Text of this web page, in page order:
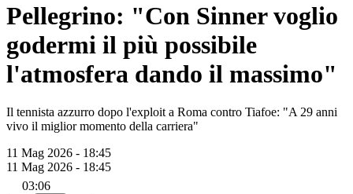
Pellegrino: "Con Sinner voglio
godermi il più possibile
l'atmosfera dando il massimo"
Il tennista azzurro dopo l'exploit a Roma contro Tiafoe: "A 29 anni
vivo il miglior momento della carriera"
11 Mag 2026 - 18:45
11 Mag 2026 - 18:45
03:06